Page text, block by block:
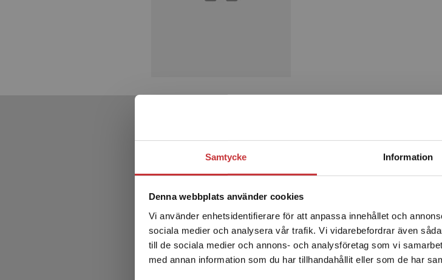
Samtycke Information
Denna webbplats använder cookies
Vi använder enhetsidentifierare för att anpassa innehållet och
sociala medier och analysera vår trafik. Vi vidarebefordrar även
till de sociala medier och annons- och analysföretag som vi
med annan information som du har tillhandahållit eller som de har
Begränsad fraktregion
Det verkar som att du besöker
enhet utanför Sverige. Vi erbjuder
Sverige. För att kunna slutföra ett
leveransadressen vara i Sverige.Läs